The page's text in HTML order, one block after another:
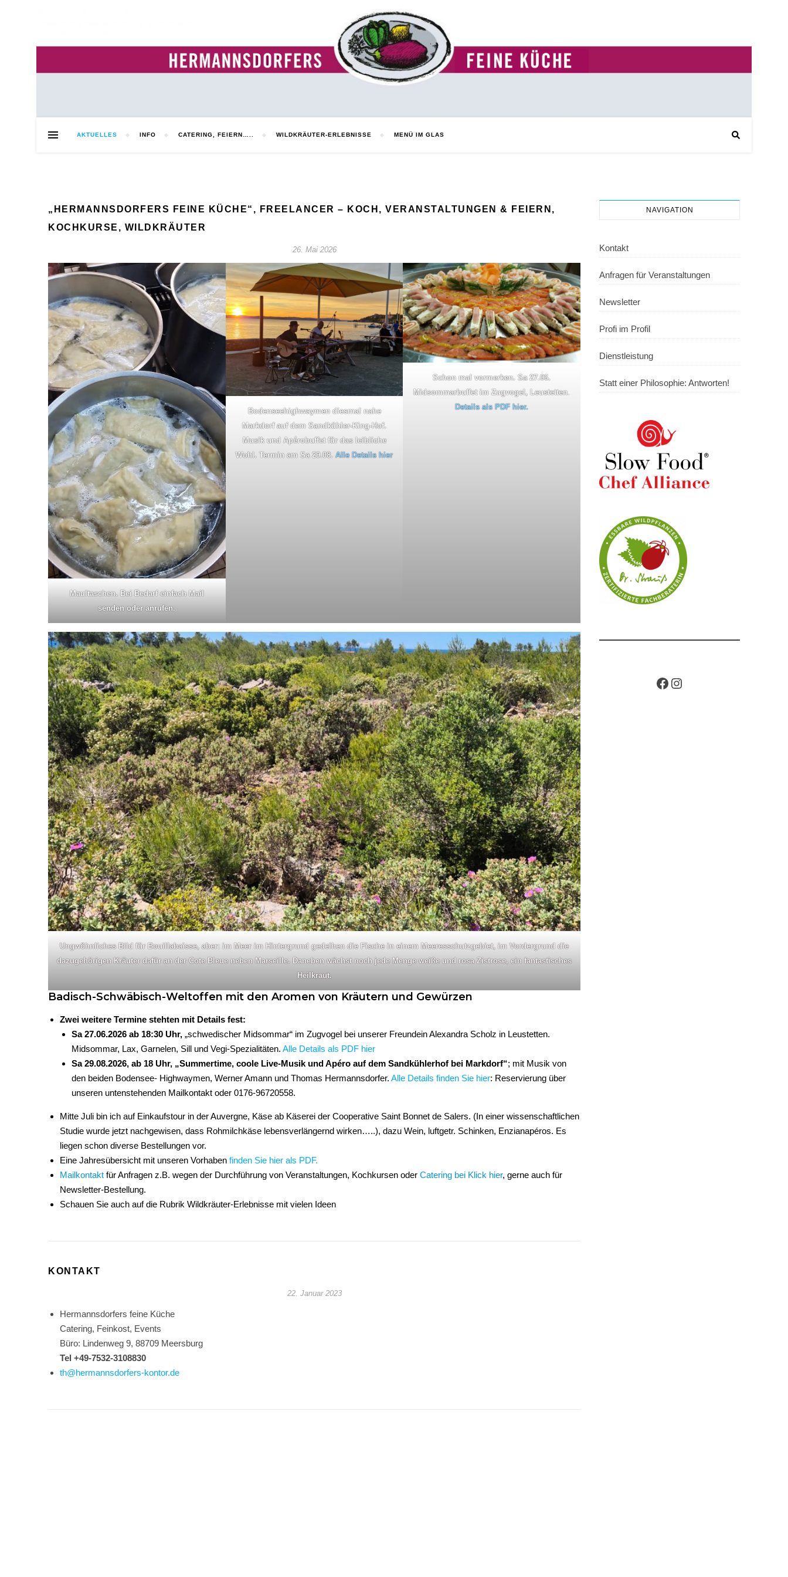
AKTUELLES INFO CATERING, FEIERN….. WILDKRÄUTER-ERLEBNISSE MENÜ IM GLAS
„HERMANNSDORFERS FEINE KÜCHE“, FREELANCER – KOCH, VERANSTALTUNGEN & FEIERN,
KOCHKURSE, WILDKRÄUTER
26. Mai 2026
Maultaschen. Bei Bedarf einfach Mail
senden oder anrufen.
Bodenseehighwaymen diesmal nahe
Markdorf auf dem Sandkühler-King-Hof.
Musik und Apérobuffet für das leibliche
Wohl. Termin am Sa 29.08. Alle Details hier
Schon mal vormerken. Sa 27.06.
Midsommarbuffet im Zugvogel, Leustetten.
Details als PDF hier.
Ungwöhnliches Bild für Bouillabaisse, aber: im Meer im Hintergrund gedeihen die Fische in einem Meeresschutzgebiet, im Vordergrund die
dazugehörigen Kräuter dafür an der Cote Bleue neben Marseille. Daneben wächst noch jede Menge weiße und rosa Zistrose, ein fantastisches
Heilkraut.
Badisch-Schwäbisch-Weltoffen mit den Aromen von Kräutern und Gewürzen
Zwei weitere Termine stehten mit Details fest:
Sa 27.06.2026 ab 18:30 Uhr, „schwedischer Midsommar“ im Zugvogel bei unserer Freundein Alexandra Scholz in Leustetten.
Midsommar, Lax, Garnelen, Sill und Vegi-Spezialitäten. Alle Details als PDF hier
Sa 29.08.2026, ab 18 Uhr, „Summertime, coole Live-Musik und Apéro auf dem Sandkühlerhof bei Markdorf“; mit Musik von
den beiden Bodensee- Highwaymen, Werner Amann und Thomas Hermannsdorfer. Alle Details finden Sie hier: Reservierung über
unseren untenstehenden Mailkontakt oder 0176-96720558.
Mitte Juli bin ich auf Einkaufstour in der Auvergne, Käse ab Käserei der Cooperative Saint Bonnet de Salers. (In einer wissenschaftlichen
Studie wurde jetzt nachgewisen, dass Rohmilchkäse lebensverlängernd wirken…..), dazu Wein, luftgetr. Schinken, Enzianapéros. Es
liegen schon diverse Bestellungen vor.
Eine Jahresübersicht mit unseren Vorhaben finden Sie hier als PDF.
Mailkontakt für Anfragen z.B. wegen der Durchführung von Veranstaltungen, Kochkursen oder Catering bei Klick hier, gerne auch für
Newsletter-Bestellung.
Schauen Sie auch auf die Rubrik Wildkräuter-Erlebnisse mit vielen Ideen
KONTAKT
22. Januar 2023
Hermannsdorfers feine Küche
Catering, Feinkost, Events
Büro: Lindenweg 9, 88709 Meersburg
Tel +49-7532-3108830
th@hermannsdorfers-kontor.de
NAVIGATION
Kontakt
Anfragen für Veranstaltungen
Newsletter
Profi im Profil
Dienstleistung
Statt einer Philosophie: Antworten!
Facebook
Instagram